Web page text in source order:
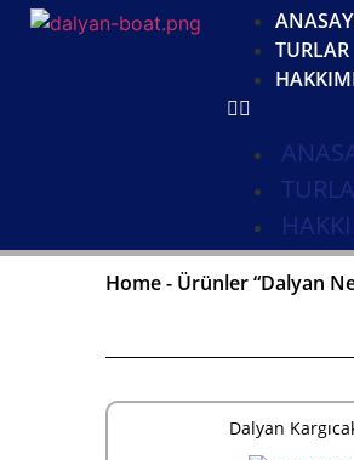
TURLAR
Home- Ürünler “Dalyan
Dalyan